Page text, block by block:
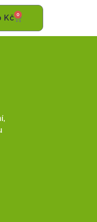
Kč 0